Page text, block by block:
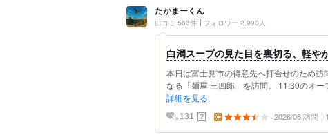
たかまーくん
口コミ 563件 フォロワー 2,990人
白濁スープの見た目を裏切る、軽や
本日は富士見市の得意先へ打合せのため
なる「麺屋 三四郎」を訪問。 11:30のオ
詳細を見る
131 ？ 2026/06 訪問